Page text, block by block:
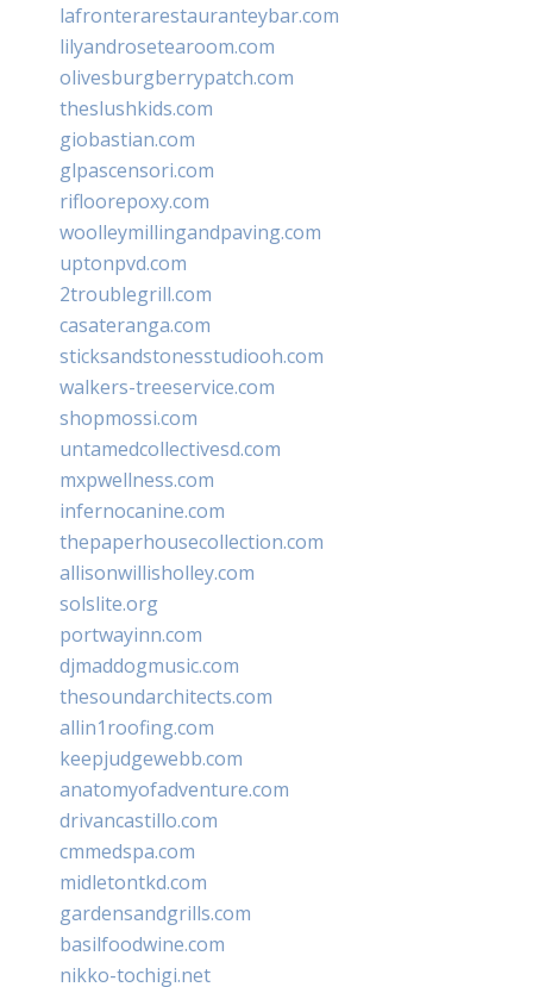
lafronterarestauranteybar.com
lilyandrosetearoom.com
olivesburgberrypatch.com
theslushkids.com
giobastian.com
glpascensori.com
rifloorepoxy.com
woolleymillingandpaving.com
uptonpvd.com
2troublegrill.com
casateranga.com
sticksandstonesstudiooh.com
walkers-treeservice.com
shopmossi.com
untamedcollectivesd.com
mxpwellness.com
infernocanine.com
thepaperhousecollection.com
allisonwillisholley.com
solslite.org
portwayinn.com
djmaddogmusic.com
thesoundarchitects.com
allin1roofing.com
keepjudgewebb.com
anatomyofadventure.com
drivancastillo.com
cmmedspa.com
midletontkd.com
gardensandgrills.com
basilfoodwine.com
nikko-tochigi.net